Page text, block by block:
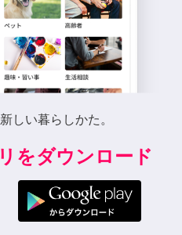
しい暮らしかた。
をダウンロード